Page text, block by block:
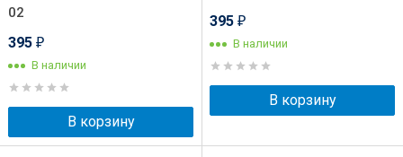
02
395 ₽
В наличии
В корзину
395 ₽
В наличии
В корзину